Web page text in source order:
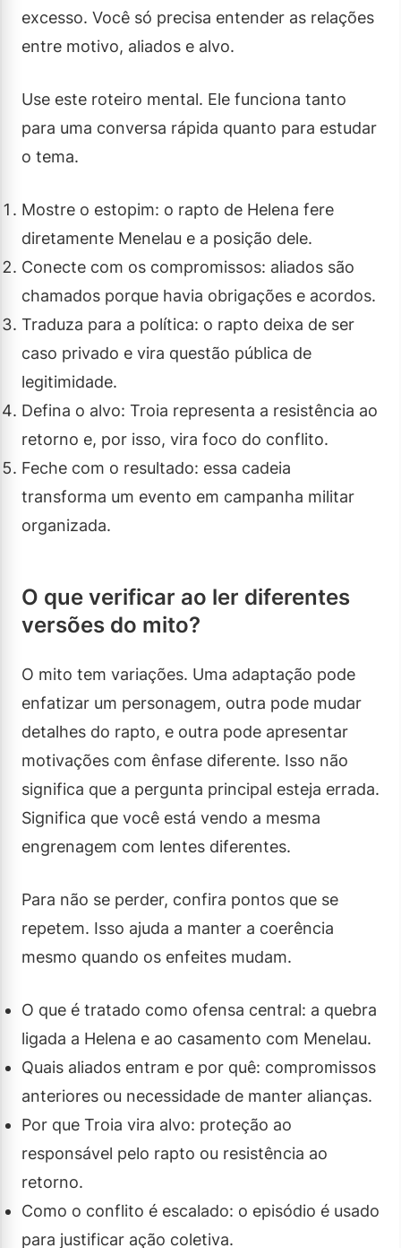
excesso. Você só precisa entender as relações
entre motivo, aliados e alvo.
Use este roteiro mental. Ele funciona tanto
para uma conversa rápida quanto para estudar
o tema.
Mostre o estopim: o rapto de Helena fere
diretamente Menelau e a posição dele.
Conecte com os compromissos: aliados são
chamados porque havia obrigações e acordos.
Traduza para a política: o rapto deixa de ser
caso privado e vira questão pública de
legitimidade.
Defina o alvo: Troia representa a resistência ao
retorno e, por isso, vira foco do conflito.
Feche com o resultado: essa cadeia
transforma um evento em campanha militar
organizada.
O que verificar ao ler diferentes
versões do mito?
O mito tem variações. Uma adaptação pode
enfatizar um personagem, outra pode mudar
detalhes do rapto, e outra pode apresentar
motivações com ênfase diferente. Isso não
significa que a pergunta principal esteja errada.
Significa que você está vendo a mesma
engrenagem com lentes diferentes.
Para não se perder, confira pontos que se
repetem. Isso ajuda a manter a coerência
mesmo quando os enfeites mudam.
O que é tratado como ofensa central: a quebra
ligada a Helena e ao casamento com Menelau.
Quais aliados entram e por quê: compromissos
anteriores ou necessidade de manter alianças.
Por que Troia vira alvo: proteção ao
responsável pelo rapto ou resistência ao
retorno.
Como o conflito é escalado: o episódio é usado
para justificar ação coletiva.